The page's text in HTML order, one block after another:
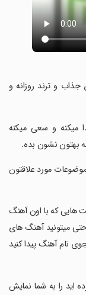
جذاب و ترند روزانه و
میکنه و سعی میکنه
بهتون نشون بده.
مورد علاقتون
هایی که با اون آهنگ
میتونید آهنگ های
نام آهنگ پیدا کنید
اید را به شما نمایش